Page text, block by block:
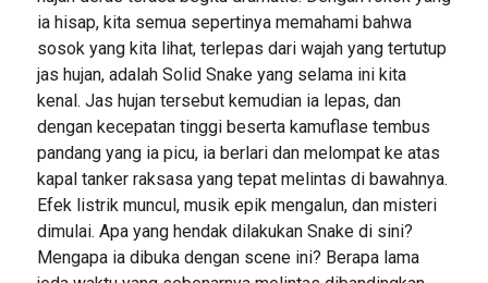
ia hisap, kita semua sepertinya memahami bahwa
sosok yang kita lihat, terlepas dari wajah yang tertutup
jas hujan, adalah Solid Snake yang selama ini kita
kenal. Jas hujan tersebut kemudian ia lepas, dan
dengan kecepatan tinggi beserta kamuflase tembus
pandang yang ia picu, ia berlari dan melompat ke atas
kapal tanker raksasa yang tepat melintas di bawahnya.
Efek listrik muncul, musik epik mengalun, dan misteri
dimulai. Apa yang hendak dilakukan Snake di sini?
Mengapa ia dibuka dengan scene ini? Berapa lama